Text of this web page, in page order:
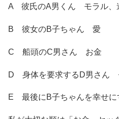
A 彼氏のA男くん モラル、
B 彼女のB子ちゃん 愛
C 船頭のC男さん お金
D 身体を要求するD男さん
E 最後にB子ちゃんを幸せ